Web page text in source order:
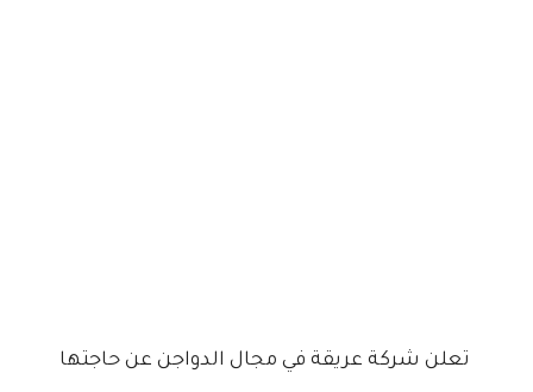
تعلن شركة عريقة في مجال الدواجن عن حاجتها